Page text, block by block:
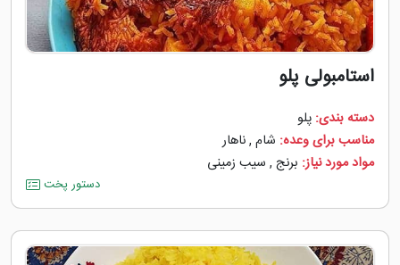
استامبولی پلو
دسته بندی: پلو
مناسب برای وعده: شام ,ناهار
مواد مورد نیاز: برنج , سیب زمینی
دستور پخت